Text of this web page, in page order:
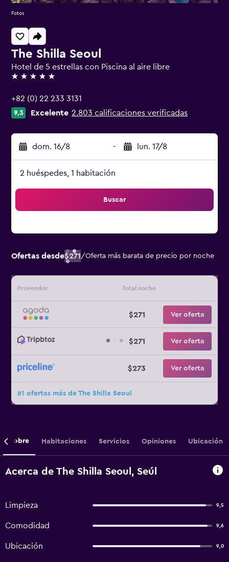
The Shilla Seoul
Hotel de 5 estrellas con Piscina al aire libre
5 estrellas
+82 (0) 22 233 3131
9,3 Excelente 2.803 calificaciones verificadas
dom. 16/8 - lun. 17/8
2 huéspedes, 1 habitación
Buscar
Ofertas desde$271/Oferta más barata de precio por noche
Proveedor Total noche
$271 Ver oferta
$271 Ver oferta
$273 Ver oferta
61 ofertas más de The Shilla Seoul
Fotos
Sobre Habitaciones Servicios Opiniones Ubicación
Acerca de The Shilla Seoul, Seúl
Limpieza 9,5
Comodidad 9,6
Ubicación 9,0